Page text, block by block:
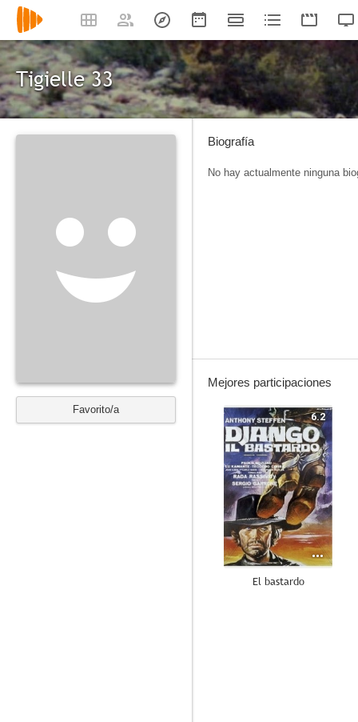
Tigielle 33
Favorito/a
Biografía
No hay actualmente ninguna
Mejores participaciones
6.2
El bastardo